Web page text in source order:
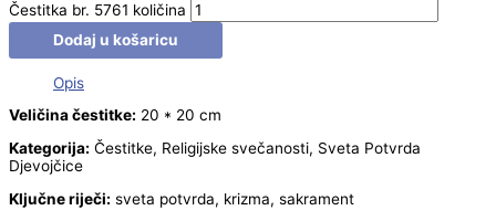
Čestitka br. 5761 količina
Dodaj u košaricu
Opis
Veličina čestitke: 20 * 20 cm
Kategorija: Čestitke, Religijske svečanosti, Sveta Potvrda
Djevojčice
Ključne riječi: sveta potvrda, krizma, sakrament